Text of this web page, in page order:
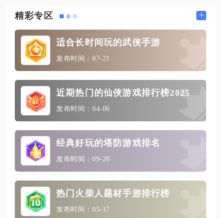
精彩专区 +
适合长时间玩的武侠手游
发布时间：07-21
近期热门的仙侠游戏排行榜2025
发布时间：04-06
经典好玩的塔防游戏排名
发布时间：09-20
热门火柴人题材手游排行榜
发布时间：05-17